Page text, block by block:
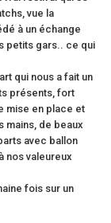
vue la
à un échange
petits gars.. ce qui
qui nous a fait un
présents, fort
mise en place et
mains, de beaux
avec ballon
nos valeureux
fois sur un